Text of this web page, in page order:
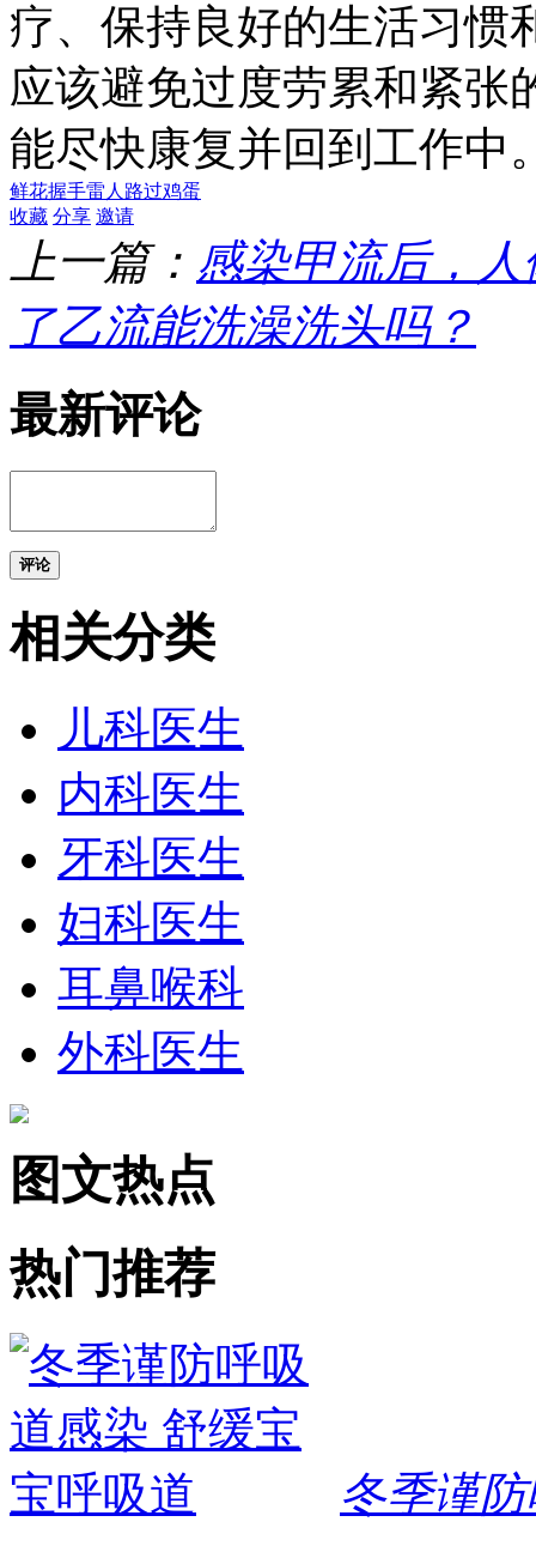
疗、保持良好的生活习惯
应该避免过度劳累和紧张
能尽快康复并回到工作中
鲜花握手雷人 路过鸡蛋
收藏 分享 邀请
上一篇： 感染甲流后，
了乙流能洗澡洗头吗？
最新评论
评论
相关分类
儿科医生
内科医生
牙科医生
妇科医生
耳鼻喉科
外科医生
图文热点
热门推荐
冬季谨